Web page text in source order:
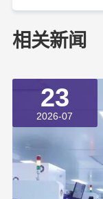
相关新闻
23
2026-07